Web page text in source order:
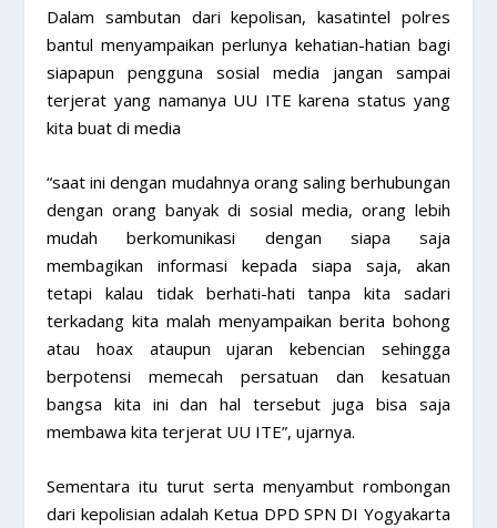
Dalam sambutan dari kepolisan, kasatintel polres
bantul menyampaikan perlunya kehatian-hatian bagi
siapapun pengguna sosial media jangan sampai
terjerat yang namanya UU ITE karena status yang
kita buat di media
“saat ini dengan mudahnya orang saling berhubungan
dengan orang banyak di sosial media, orang lebih
mudah berkomunikasi dengan siapa saja
membagikan informasi kepada siapa saja, akan
tetapi kalau tidak berhati-hati tanpa kita sadari
terkadang kita malah menyampaikan berita bohong
atau hoax ataupun ujaran kebencian sehingga
berpotensi memecah persatuan dan kesatuan
bangsa kita ini dan hal tersebut juga bisa saja
membawa kita terjerat UU ITE”, ujarnya.
Sementara itu turut serta menyambut rombongan
dari kepolisian adalah Ketua DPD SPN DI Yogyakarta